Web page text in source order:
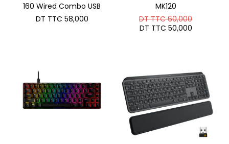
160 Wired Combo USB
DT TTC 58,000
MK120
DT TTC60,000Le
DT TTC 50,000Le